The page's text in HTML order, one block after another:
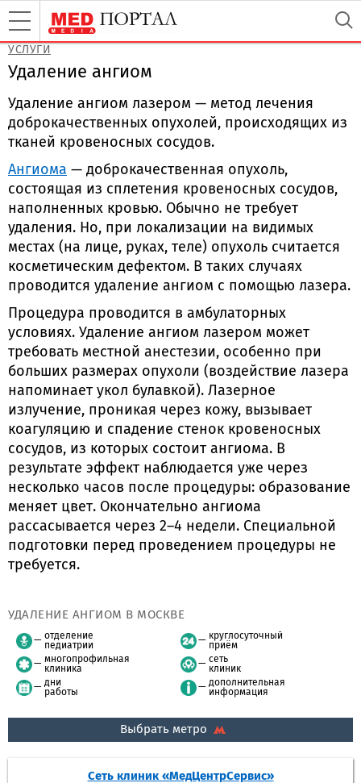
УСЛУГИ
Удаление ангиом
Удаление ангиом лазером — метод лечения
доброкачественных опухолей, происходящих из
тканей кровеносных сосудов.
Ангиома — доброкачественная опухоль,
состоящая из сплетения кровеносных сосудов,
наполненных кровью. Обычно не требует
удаления. Но, при локализации на видимых
местах (на лице, руках, теле) опухоль считается
косметическим дефектом. В таких случаях
проводится удаление ангиом с помощью лазера.
Процедура проводится в амбулаторных
условиях. Удаление ангиом лазером может
требовать местной анестезии, особенно при
больших размерах опухоли (воздействие лазера
напоминает укол булавкой). Лазерное
излучение, проникая через кожу, вызывает
коагуляцию и спадение стенок кровеносных
сосудов, из которых состоит ангиома. В
результате эффект наблюдается уже через
несколько часов после процедуры: образование
меняет цвет. Окончательно ангиома
рассасывается через 2–4 недели. Специальной
подготовки перед проведением процедуры не
требуется.
УДАЛЕНИЕ АНГИОМ В МОСКВЕ
отделение
педиатрии
многопрофильная
клиника
дни
работы
круглосуточный
приём
сеть
клиник
дополнительная
информация
Выбрать метро
Сеть клиник «МедЦентрСервис»